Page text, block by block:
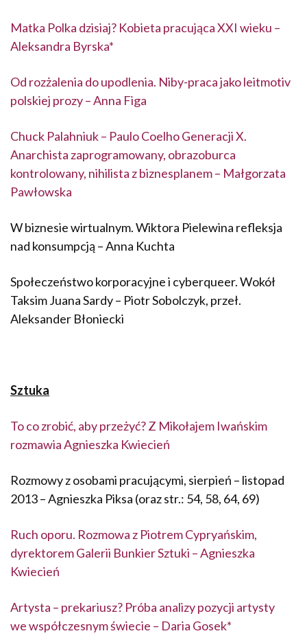
Matka Polka dzisiaj? Kobieta pracująca XXI wieku –
Aleksandra Byrska*
Od rozżalenia do upodlenia. Niby-praca jako leitmotiv
polskiej prozy – Anna Figa
Chuck Palahniuk – Paulo Coelho Generacji X.
Anarchista zaprogramowany, obrazoburca
kontrolowany, nihilista z biznesplanem – Małgorzata
Pawłowska
W biznesie wirtualnym. Wiktora Pielewina refleksja
nad konsumpcją – Anna Kuchta
Społeczeństwo korporacyjne i cyberqueer. Wokół
Taksim Juana Sardy – Piotr Sobolczyk, przeł.
Aleksander Błoniecki
Sztuka
To co zrobić, aby przeżyć? Z Mikołajem Iwańskim
rozmawia Agnieszka Kwiecień
Rozmowy z osobami pracującymi, sierpień – listopad
2013 – Agnieszka Piksa (oraz str.: 54, 58, 64, 69)
Ruch oporu. Rozmowa z Piotrem Cypryańskim,
dyrektorem Galerii Bunkier Sztuki – Agnieszka
Kwiecień
Artysta – prekariusz? Próba analizy pozycji artysty
we współczesnym świecie – Daria Gosek*